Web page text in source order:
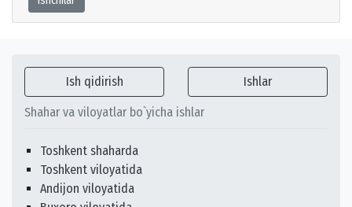
Ish qidirish Ishlar
Shahar va viloyatlar bo`yicha ishlar
Toshkent shaharda
Toshkent viloyatida
Andijon viloyatida